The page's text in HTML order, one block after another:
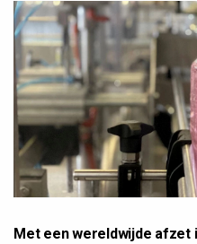
Met een wereldwijde afzet